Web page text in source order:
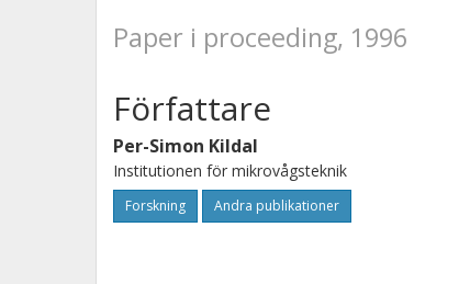
Paper i proceeding, 1996
Författare
Per-Simon Kildal
Institutionen för mikrovågsteknik
Forskning Andra publikationer